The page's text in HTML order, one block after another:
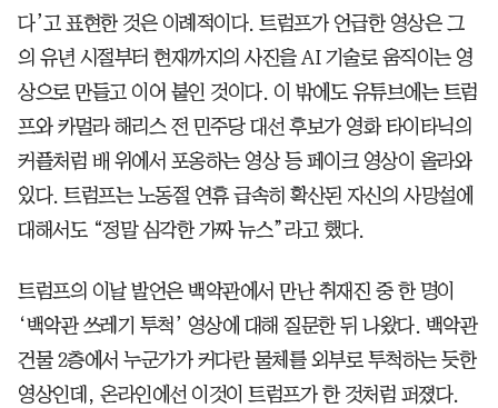
다’고 표현한 것은 이례적이다. 트럼프가 언급한 영상은 그
의 유년 시절부터 현재까지의 사진을 AI 기술로 움직이는 영
상으로 만들고 이어 붙인 것이다. 이 밖에도 유튜브에는 트럼
프와 카멀라 해리스 전 민주당 대선 후보가 영화 타이타닉의
커플처럼 배 위에서 포옹하는 영상 등 페이크 영상이 올라와
있다. 트럼프는 노동절 연휴 급속히 확산된 자신의 사망설에
대해서도 “정말 심각한 가짜 뉴스”라고 했다.
트럼프의 이날 발언은 백악관에서 만난 취재진 중 한 명이
‘백악관 쓰레기 투척’ 영상에 대해 질문한 뒤 나왔다. 백악관
건물 2층에서 누군가가 커다란 물체를 외부로 투척하는 듯한
영상인데, 온라인에선 이것이 트럼프가 한 것처럼 퍼졌다.